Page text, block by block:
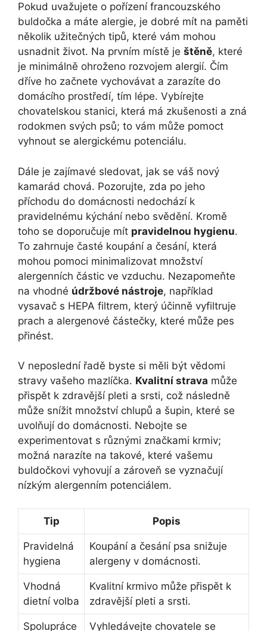
Pokud uvažujete o pořízení francouzského
buldočka a‌ máte alergie, je ​dobré mít na paměti
⁢několik​ užitečných ⁢tipů, které ⁢vám mohou
‍usnadnit život. ⁤Na prvním místě ‍je štěně,⁢ které
je minimálně ohroženo rozvojem alergií. Čím
dříve ho začnete vychovávat a zarazíte⁣ do
domácího prostředí, tím lépe.‍ Vybírejte
chovatelskou stanici, která má zkušenosti a ‍zná
rodokmen ‌svých ‍psů;‌ to⁤ vám může pomoct
vyhnout se alergickému ‌potenciálu.
Dále je zajímavé sledovat, jak se váš ⁤nový
kamarád chová. Pozorujte, zda po jeho
příchodu do domácnosti nedochází k
pravidelnému kýchání nebo svědění. Kromě
toho ⁢se doporučuje mít pravidelnou hygienu.
To​ zahrnuje časté koupání a česání, která
‍mohou pomoci minimalizovat množství
alergenních částic ve vzduchu.⁤ Nezapomeňte
na vhodné údržbové⁣ nástroje, například
vysavač s HEPA filtrem, který účinně vyfiltruje
prach a⁣ alergenové částečky,⁣ které může pes
přinést. ​
V neposlední řadě byste si měli být vědomi
stravy vašeho mazlíčka. Kvalitní strava může
přispět k zdravější​ pleti a srsti,⁤ což ​následně
může snížit množství chlupů ⁢a ⁤šupin, které se
uvolňují do ⁣domácnosti. ⁣Nebojte se
experimentovat s různými značkami krmiv;
možná narazíte na ‌takové, které vašemu
buldočkovi vyhovují a‍ zároveň se⁣ vyznačují
nízkým alergenním potenciálem.
Tip Popis
Pravidelná
hygiena
Koupání a česání​ psa snižuje
alergeny v ​domácnosti.
Vhodná
dietní volba
Kvalitní krmivo může přispět k
zdravější pleti a srsti.
Spolupráce Vyhledávejte ⁤chovatele se